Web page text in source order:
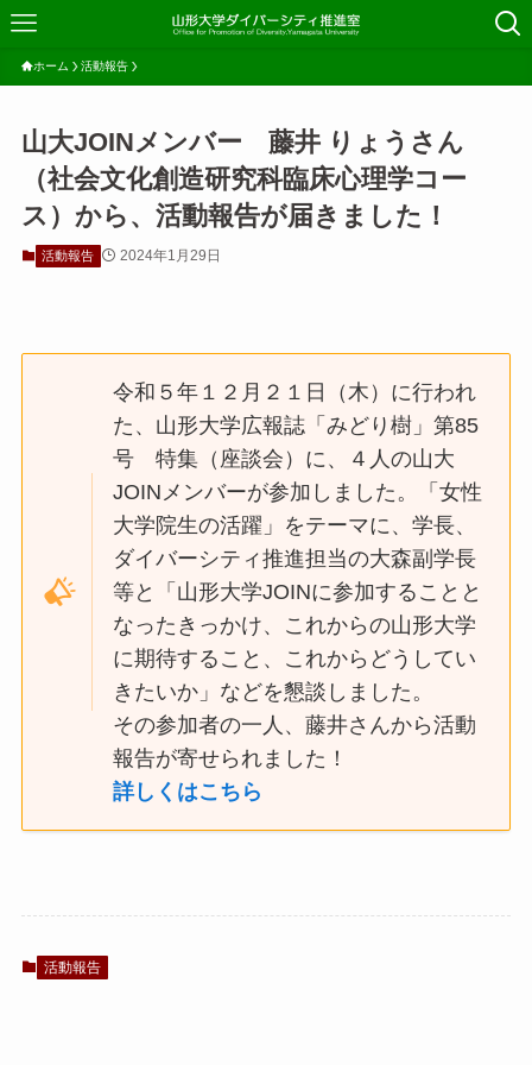
ホーム 活動報告
山大JOINメンバー 藤井 りょうさん
（社会文化創造研究科臨床心理学コー
ス）から、活動報告が届きました！
活動報告 2024年1月29日
令和５年１２月２１日（木）に行われ
た、山形大学広報誌「みどり樹」第85
号 特集（座談会）に、４人の山大
JOINメンバーが参加しました。「女性
大学院生の活躍」をテーマに、学長、
ダイバーシティ推進担当の大森副学長
等と「山形大学JOINに参加することと
なったきっかけ、これからの山形大学
に期待すること、これからどうしてい
きたいか」などを懇談しました。
その参加者の一人、藤井さんから活動
報告が寄せられました！
詳しくはこちら
活動報告